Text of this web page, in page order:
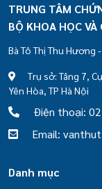
TRUNG TÂM
BỘ KHOA HỌC
Bà Tô Thị Thu Hương
Trụ sở: Tầng 7,
Yên Hòa, TP Hà Nội
Điện thoại:
Email:
Danh mục